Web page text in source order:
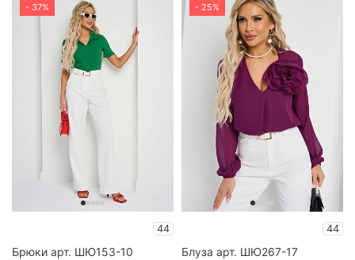
- 37%
44
Брюки арт. ШЮ153-10
- 25%
44
Блуза арт. ШЮ267-17